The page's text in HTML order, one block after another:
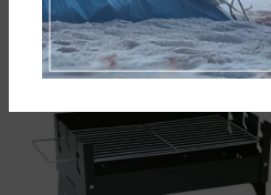
Campfire ΨΗΣΤΑΡΙΑ ΜΕ 4
ΚΑΥΣΤΗΡΕΣ & EXTRA ΕΣΤΙΑ
25-35952